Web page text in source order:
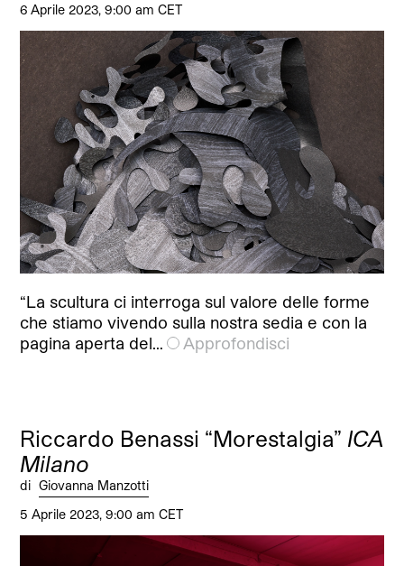
6 Aprile 2023, 9:00 am CET
“La scultura ci interroga sul valore delle forme
che stiamo vivendo sulla nostra sedia e con la
pagina aperta del…
Approfondisci
Riccardo Benassi “Morestalgia” ICA
Milano
di Giovanna Manzotti
5 Aprile 2023, 9:00 am CET